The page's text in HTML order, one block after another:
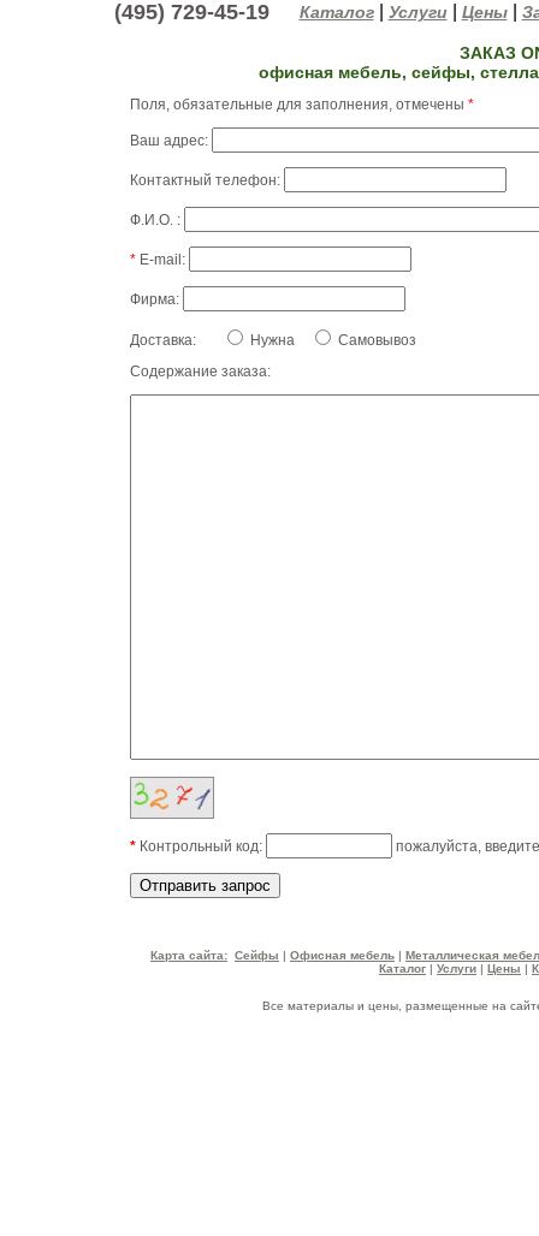
(495) 729-45-19 Каталог| Услуги| Цены|
ЗАКАЗ
офисная мебель, сейфы,
Поля, обязательные для заполнения, отмечены *
Ваш адрес:
Контактный телефон:
Ф.И.О. :
* E-mail:
Фирма:
Доставка: Нужна
Самовывоз
Содержание заказа:
* Контрольный код: пожалуйста,
Карта сайта: Сейфы | Офисная мебель | Металлическая
Каталог | Услуги | Цены |
Все материалы и цены, размещенные на